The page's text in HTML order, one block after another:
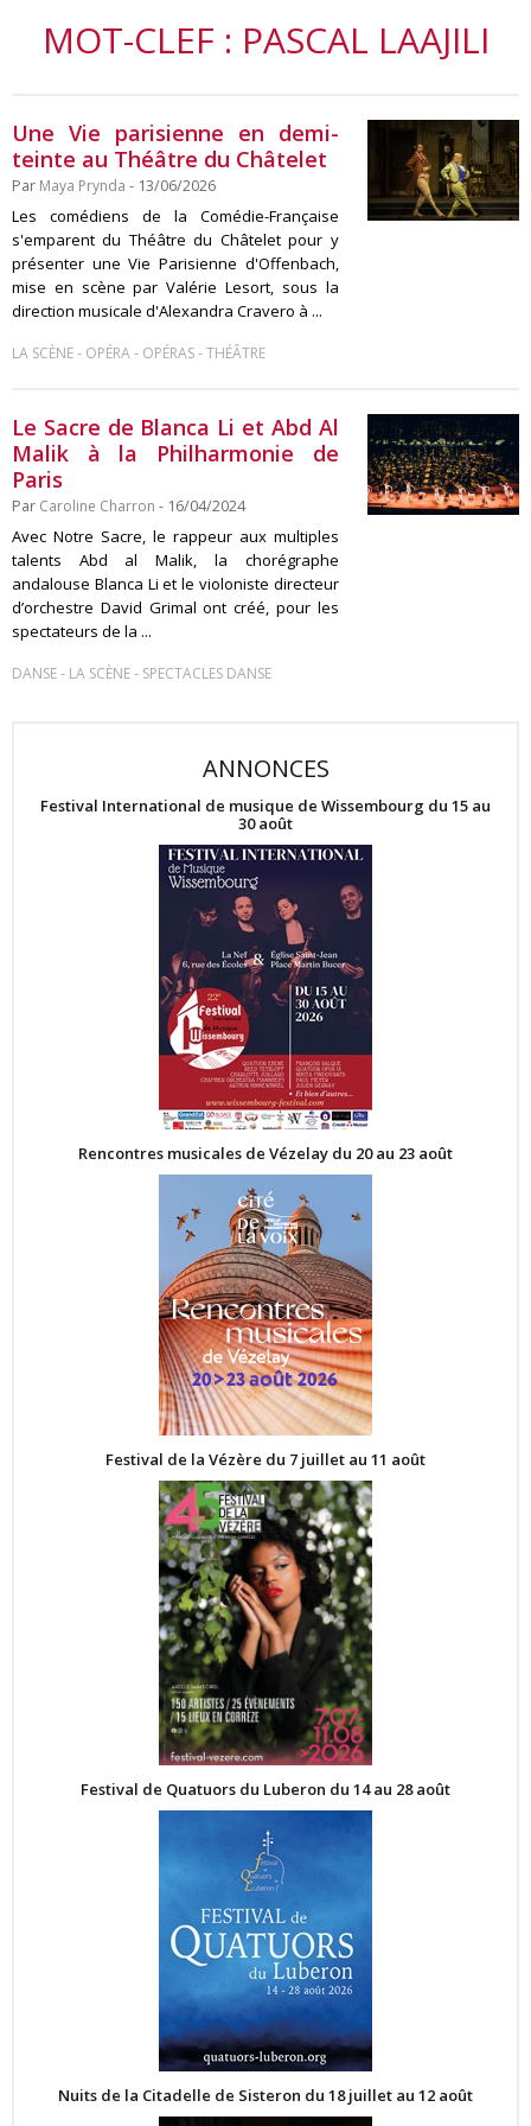
MOT-CLEF : PASCAL LAAJILI
Une Vie parisienne en demi-
teinte au Théâtre du Châtelet
Par Maya Prynda - 13/06/2026
Les comédiens de la Comédie-Française
s'emparent du Théâtre du Châtelet pour y
présenter une Vie Parisienne d'Offenbach,
mise en scène par Valérie Lesort, sous la
direction musicale d'Alexandra Cravero à ...
LA SCÈNE- OPÉRA- OPÉRAS-THÉÂTRE
Le Sacre de Blanca Li et Abd Al
Malik à la Philharmonie de
Paris
Par Caroline Charron - 16/04/2024
Avec Notre Sacre, le rappeur aux multiples
talents Abd al Malik, la chorégraphe
andalouse Blanca Li et le violoniste directeur
d’orchestre David Grimal ont créé, pour les
spectateurs de la ...
DANSE- LA SCÈNE- SPECTACLES DANSE
ANNONCES
Festival International de musique de Wissembourg du 15 au
30 août
Rencontres musicales de Vézelay du 20 au 23 août
Festival de la Vézère du 7 juillet au 11 août
Festival de Quatuors du Luberon du 14 au 28 août
Nuits de la Citadelle de Sisteron du 18 juillet au 12 août